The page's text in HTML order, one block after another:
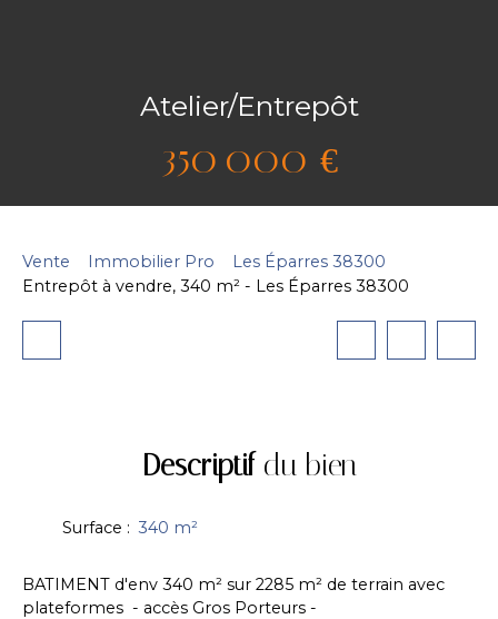
Atelier/Entrepôt
350 000 €
Vente Immobilier Pro
Les Éparres 38300
Entrepôt à vendre, 340 m² - Les Éparres 38300
Descriptifdu bien
Surface : 340 m²
BATIMENT d'env 340 m² sur 2285 m² de terrain avec
plateformes - accès Gros Porteurs -